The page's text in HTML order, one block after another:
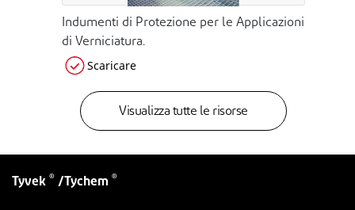
Indumenti di Protezione per le Applicazioni
di Verniciatura.
Scaricare
Visualizza tutte le risorse
Tyvek ® /Tychem ®